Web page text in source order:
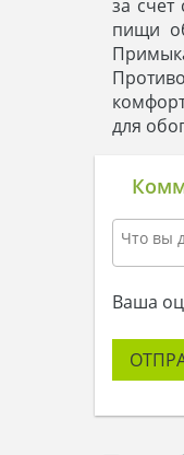
за
пищи
для
Ваша